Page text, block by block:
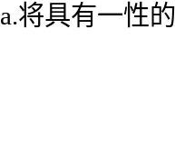
a.将具有一性